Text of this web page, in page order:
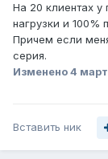
На 20 клиентах у
нагрузки и 100%
Причем если
серия.
Изменено4
Вставить ник